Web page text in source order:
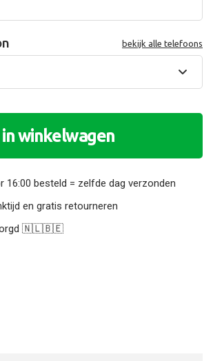
bekijk alle telefoons
in winkelwagen
16:00 besteld = zelfde dag verzonden
en gratis retourneren
🇳🇱🇧🇪